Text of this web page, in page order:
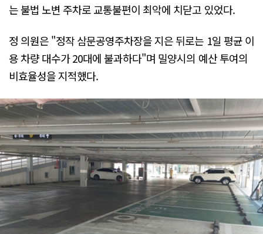
는 불법 노변 주차로 교통불편이 최악에 치닫고 있었다.
정 의원은 "정작 삼문공영주차장을 지은 뒤로는 1일 평균 이
용 차량 대수가 20대에 불과하다"며 밀양시의 예산 투여의
비효율성을 지적했다.